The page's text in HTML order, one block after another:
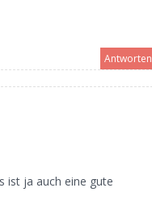
Antworten
ist ja auch eine gute